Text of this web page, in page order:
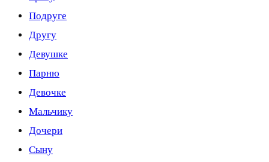
Подруге
Другу
Девушке
Парню
Девочке
Мальчику
Дочери
Сыну